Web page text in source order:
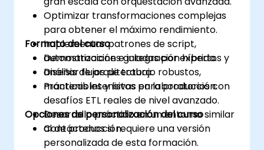
Optimizar transformaciones complejas
para obtener el máximo rendimiento.
Implementar patrones de script,
automatización e integración híbrida.
Diseñar flujos de trabajo robustos,
mantenibles y listos para producción.
Formato del curso
Demostraciones guiadas por expertos y
análisis de arquitectura.
Prácticas intensivas en laboratorios con
desafíos ETL reales de nivel avanzado.
Desarrollo práctico en un entorno similar
al de producción.
Opciones de personalización del curso
Contáctenos si requiere una versión
personalizada de esta formación.